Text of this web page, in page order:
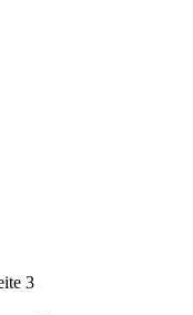
3